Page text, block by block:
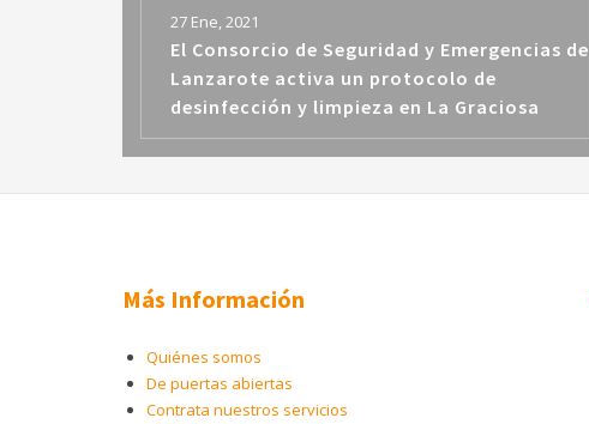
27 Ene, 2021
El Consorcio de Seguridad y Emergencias de
Lanzarote activa un protocolo de
desinfección y limpieza en La Graciosa
Más Información
Quiénes somos
De puertas abiertas
Contrata nuestros servicios